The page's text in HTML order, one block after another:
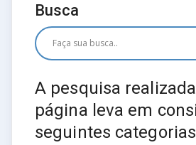
Busca
A pesquisa
página leva em
seguintes